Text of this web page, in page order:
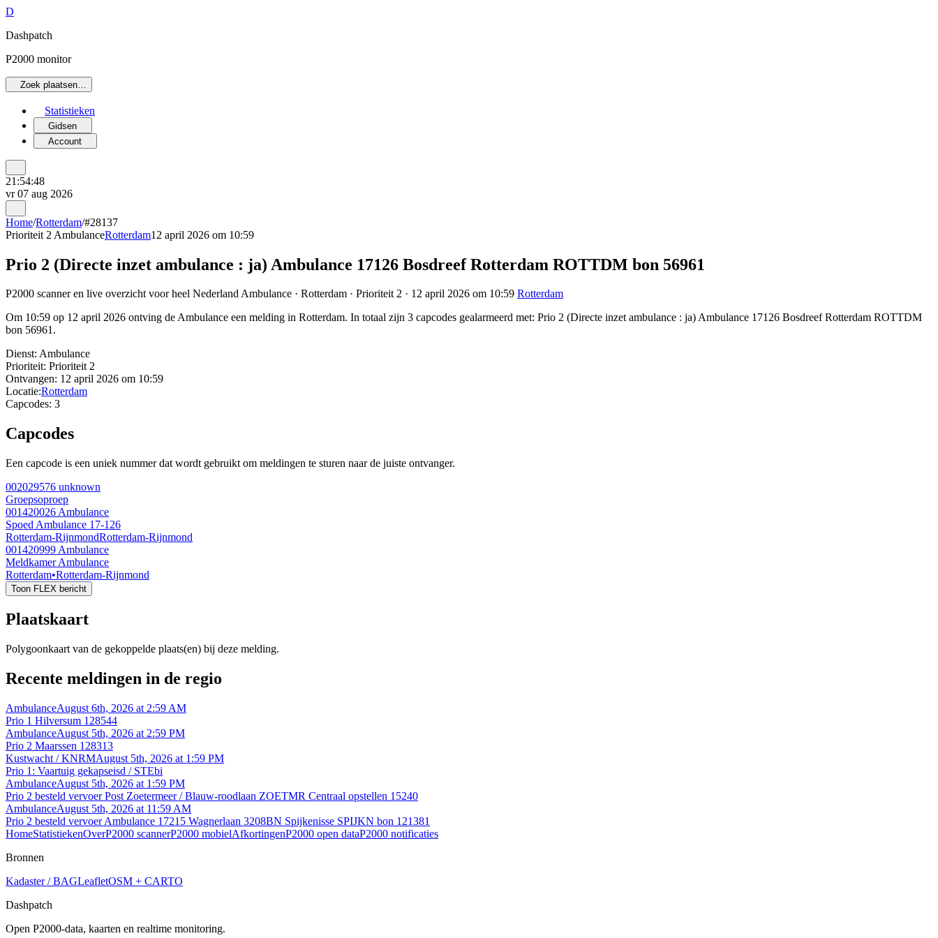
D
Dashpatch
P2000 monitor
Zoek plaatsen…
Statistieken
Gidsen
Account
21:54:48
vr 07 aug 2026
Home/Rotterdam/#28137
Prioriteit 2 AmbulanceRotterdam12 april 2026 om 10:59
Prio 2 (Directe inzet ambulance : ja) Ambulance 17126 Bosdreef Rotterdam ROTTDM bon 56961
P2000 scanner en live overzicht voor heel Nederland Ambulance · Rotterdam · Prioriteit 2 · 12 april 2026 om 10:59 Rotterdam
Om 10:59 op 12 april 2026 ontving de Ambulance een melding in Rotterdam. In totaal zijn 3 capcodes gealarmeerd met: Prio 2 (Directe inzet ambulance : ja) Ambulance 17126 Bosdreef Rotterdam ROTTDM
bon 56961.
Dienst: Ambulance
Prioriteit: Prioriteit 2
Ontvangen: 12 april 2026 om 10:59
Locatie:Rotterdam
Capcodes: 3
Capcodes
Een capcode is een uniek nummer dat wordt gebruikt om meldingen te sturen naar de juiste ontvanger.
002029576 unknown
Groepsoproep
001420026 Ambulance
Spoed Ambulance 17-126
Rotterdam-RijnmondRotterdam-Rijnmond
001420999 Ambulance
Meldkamer Ambulance
Rotterdam•Rotterdam-Rijnmond
Toon FLEX bericht
Plaatskaart
Polygoonkaart van de gekoppelde plaats(en) bij deze melding.
Recente meldingen in de regio
AmbulanceAugust 6th, 2026 at 2:59 AM
Prio 1 Hilversum 128544
AmbulanceAugust 5th, 2026 at 2:59 PM
Prio 2 Maarssen 128313
Kustwacht / KNRMAugust 5th, 2026 at 1:59 PM
Prio 1: Vaartuig gekapseisd / STEbi
AmbulanceAugust 5th, 2026 at 1:59 PM
Prio 2 besteld vervoer Post Zoetermeer / Blauw-roodlaan ZOETMR Centraal opstellen 15240
AmbulanceAugust 5th, 2026 at 11:59 AM
Prio 2 besteld vervoer Ambulance 17215 Wagnerlaan 3208BN Spijkenisse SPIJKN bon 121381
HomeStatistiekenOverP2000 scannerP2000 mobielAfkortingenP2000 open dataP2000 notificaties
Bronnen
Kadaster / BAGLeafletOSM + CARTO
Dashpatch
Open P2000-data, kaarten en realtime monitoring.